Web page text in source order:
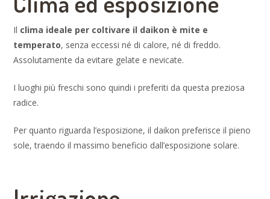
Il clima ideale per coltivare il daikon è mite e
temperato, senza eccessi né di calore, né di freddo.
Assolutamente da evitare gelate e nevicate.
I luoghi più freschi sono quindi i preferiti da questa preziosa
radice.
Per quanto riguarda l’esposizione, il daikon preferisce il pieno
sole, traendo il massimo beneficio dall’esposizione solare.